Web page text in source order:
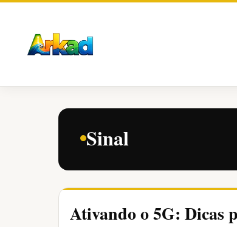
Pular
conteúdo
Sinal
Ativando o 5G: Dicas